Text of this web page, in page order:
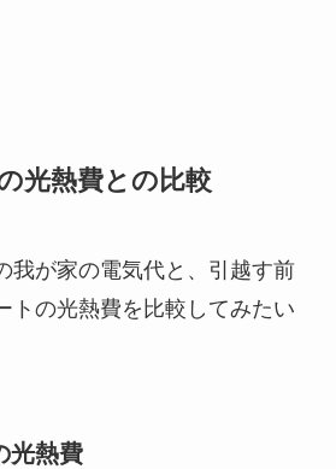
光熱費との比較
我が家の電気代と、引越す前
トの光熱費を比較してみたい
光熱費